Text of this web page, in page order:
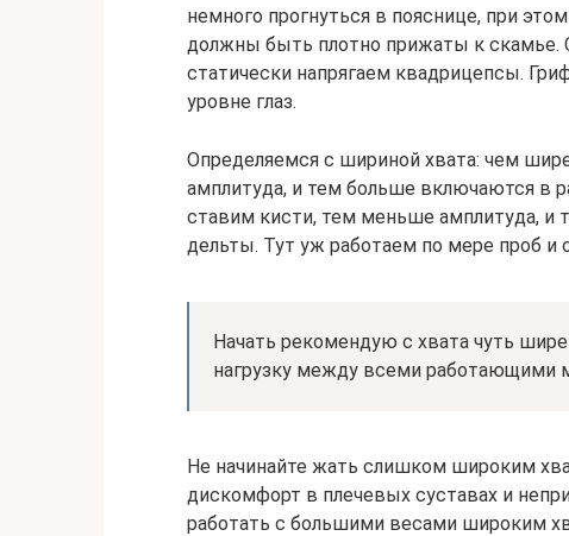
немного прогнуться в пояснице, при
должны быть плотно прижаты к скамье.
статически напрягаем квадрицепсы.
уровне глаз.
Определяемся с шириной хвата: чем
амплитуда, и тем больше включаются
ставим кисти, тем меньше амплитуда, и
дельты. Тут уж работаем по мере проб и
Начать рекомендую с хвата чуть
нагрузку между всеми работающими
Не начинайте жать слишком широким
дискомфорт в плечевых суставах и
работать с большими весами широким